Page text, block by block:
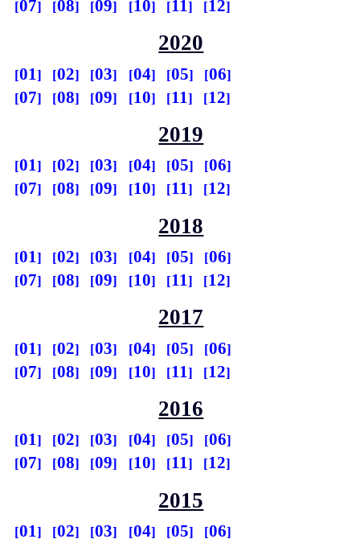
07 08 09 10 11 12
2020
01 02 03 04 05
06
07
08 09 10 11 12
2019
01 02 03 04 05
06
07
08 09 10 11 12
2018
01 02 03 04 05
06
07
08 09 10 11 12
2017
01 02 03 04 05
06
07
08 09 10 11 12
2016
01 02 03 04 05
06
07
08 09 10 11 12
2015
01 02 03 04 05
06